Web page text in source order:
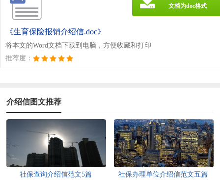
《生育保险报销介绍信.doc》
将本文的Word文档下载到电脑，方便收藏和打印
推荐度：
文档为doc格式
介绍信图文推荐
社保查询介绍信范文5篇 社保办理单位介绍信范文五篇